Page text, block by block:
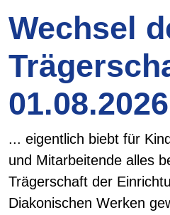
Wechsel
01.08.2026
... eigentlich biebt für
und Mitarbeitende alles
Trägerschaft der
Diakonischen Werken